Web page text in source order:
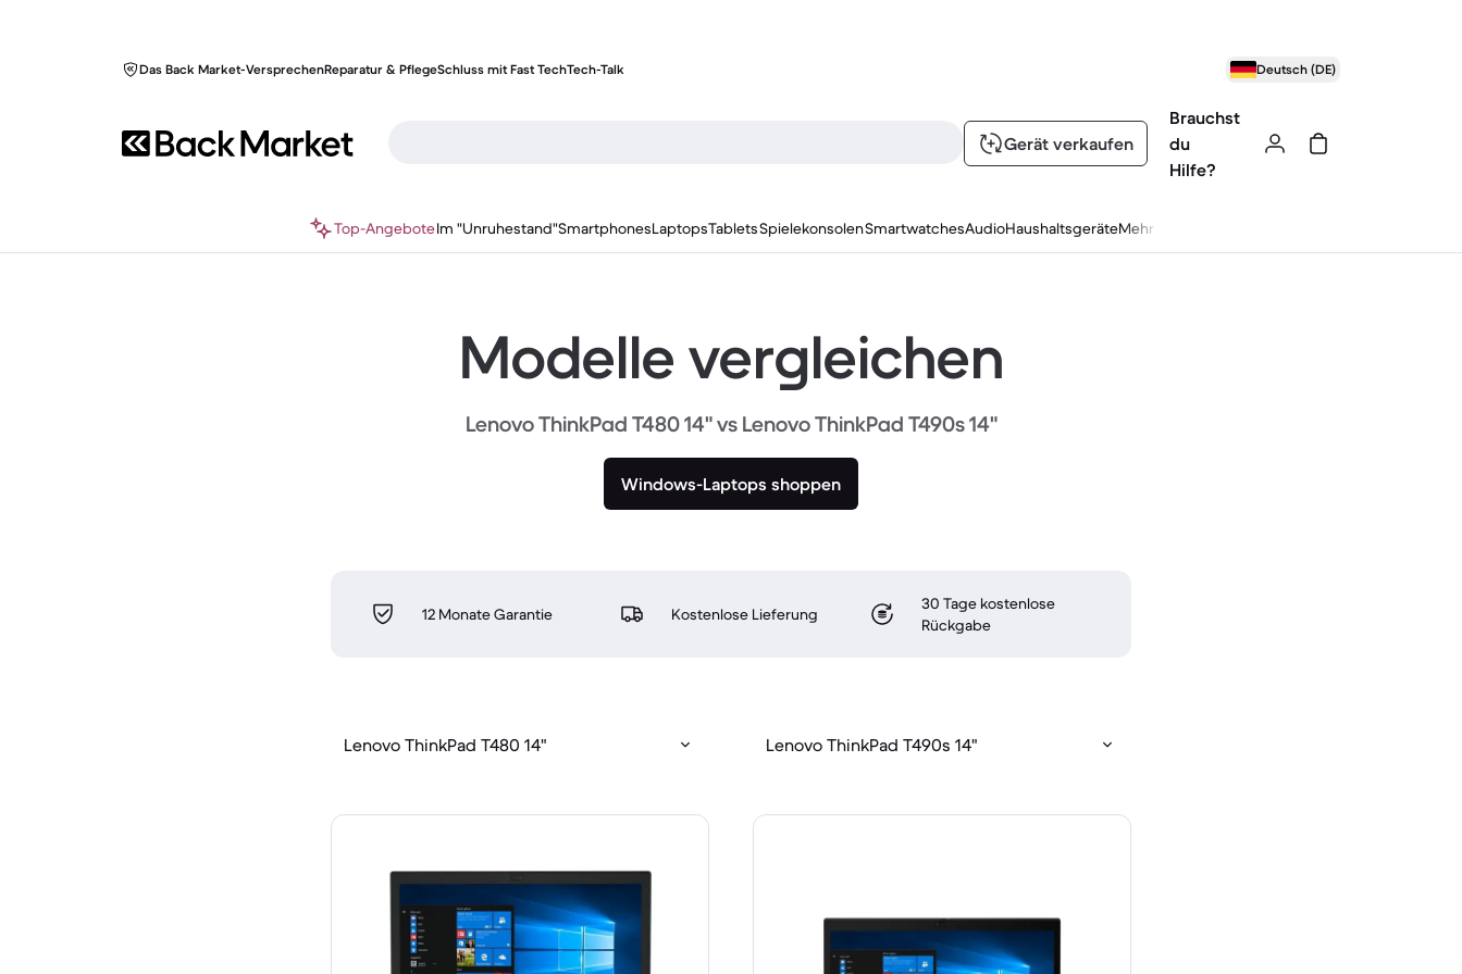
Das Back Market-VersprechenReparatur & PflegeSchluss mit Fast TechTech-Talk Deutsch (DE)
Gerät verkaufen
Brauchst
du
Hilfe?
Top-AngeboteIm "Unruhestand"SmartphonesLaptopsTabletsSpielekonsolenSmartwatchesAudioHaushaltsgeräteMehr
Modelle vergleichen
Lenovo ThinkPad T480 14" vs Lenovo ThinkPad T490s 14"
Windows-Laptops shoppen
12 Monate Garantie Kostenlose Lieferung
30 Tage kostenlose
Rückgabe
Lenovo ThinkPad T480 14" Lenovo ThinkPad T490s 14"